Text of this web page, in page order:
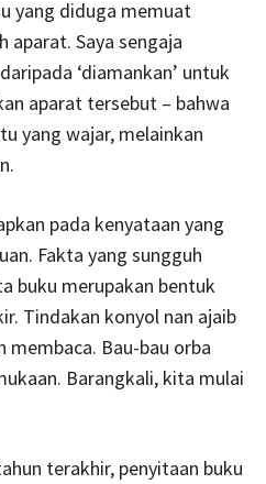
yang diduga memuat
aparat. Saya sengaja
‘diamankan’ untuk
aparat tersebut – bahwa
yang wajar, melainkan
pada kenyataan yang
Fakta yang sungguh
buku merupakan bentuk
Tindakan konyol nan ajaib
membaca. Bau-bau orba
Barangkali, kita mulai
terakhir, penyitaan buku